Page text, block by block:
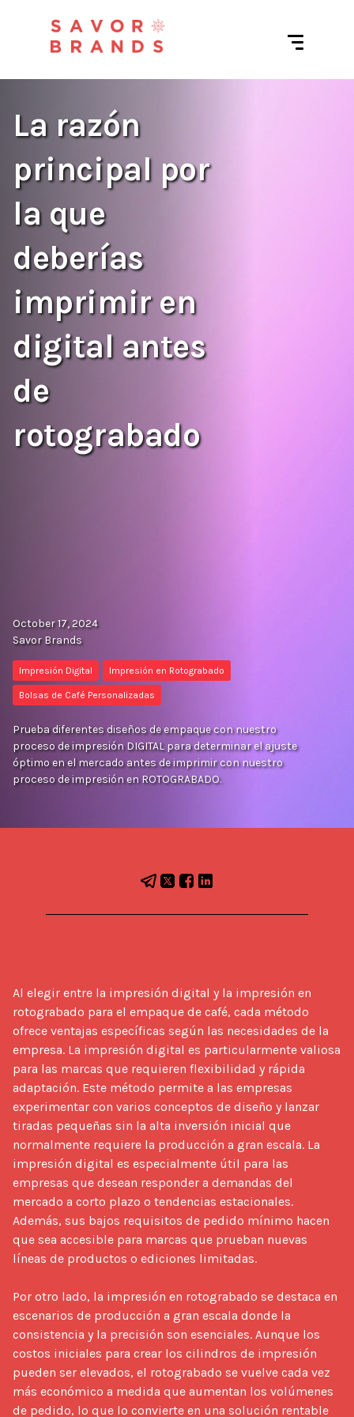
La razón
principal por
la que
deberías
imprimir en
digital antes
de
rotograbado
October 17, 2024
Savor Brands
Impresión Digital Impresión en Rotograbado
Bolsas de Café Personalizadas
Prueba diferentes diseños de empaque con nuestro
proceso de impresión DIGITAL para determinar el ajuste
óptimo en el mercado antes de imprimir con nuestro
proceso de impresión en ROTOGRABADO.
Al elegir entre la impresión digital y la impresión en
rotograbado para el empaque de café, cada método
ofrece ventajas específicas según las necesidades de la
empresa. La impresión digital es particularmente valiosa
para las marcas que requieren flexibilidad y rápida
adaptación. Este método permite a las empresas
experimentar con varios conceptos de diseño y lanzar
tiradas pequeñas sin la alta inversión inicial que
normalmente requiere la producción a gran escala. La
impresión digital es especialmente útil para las
empresas que desean responder a demandas del
mercado a corto plazo o tendencias estacionales.
Además, sus bajos requisitos de pedido mínimo hacen
que sea accesible para marcas que prueban nuevas
líneas de productos o ediciones limitadas.
Por otro lado, la impresión en rotograbado se destaca en
escenarios de producción a gran escala donde la
consistencia y la precisión son esenciales. Aunque los
costos iniciales para crear los cilindros de impresión
pueden ser elevados, el rotograbado se vuelve cada vez
más económico a medida que aumentan los volúmenes
de pedido, lo que lo convierte en una solución rentable